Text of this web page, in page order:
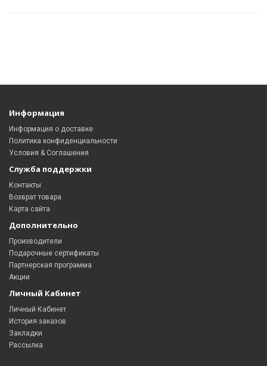
Информация
Информация о доставке
Политика конфиденциальности
Условия & Соглашения
Служба поддержки
Контакты
Возврат товара
Карта сайта
Дополнительно
Производители
Подарочные сертификаты
Партнерская программа
Акции
Личный Кабинет
Личный Кабинет
История заказов
Закладки
Рассылка